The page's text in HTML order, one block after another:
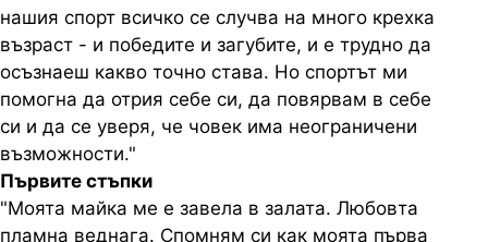
нашия спорт всичко се случва на много крехка
възраст - и победите и загубите, и е трудно да
осъзнаеш какво точно става. Но спортът ми
помогна да отрия себе си, да повярвам в себе
си и да се уверя, че човек има неограничени
възможности."
Първите стъпки
"Моята майка ме е завела в залата. Любовта
пламна веднага. Спомням си как моята първа